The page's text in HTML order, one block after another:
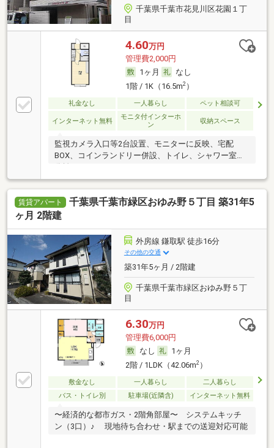
千葉県千葉市花見川区花園１丁
目
4.60万円
管理費2,000円
1ヶ月
なし
1階 / 1K（16.5m2）
礼金なし 一人暮らし ペット相談可
インターネット無料
モニタ付インターホ
ン
収納スペース
監視カメラ入口等2台設置、モニターに反映、宅配
BOX、コインランドリー併設、トイレ、シャワー室を
賃貸アパート
千葉県千葉市緑区おゆみ野５丁目 築31年5
ヶ月 2階建
外房線 鎌取駅 徒歩16分
その他の交通
築31年5ヶ月 / 2階建
千葉県千葉市緑区おゆみ野５丁
目
6.30万円
管理費6,000円
なし
1ヶ月
2階 / 1LDK（42.06m2）
敷金なし 一人暮らし
二人暮らし
バス・トイレ別
駐車場(近隣含) インターネット無料
〜経済的な都市ガス・2階角部屋〜 システムキッチ
ン（3口）♪ 現地待ち合わせ・駅までの送迎対応可能